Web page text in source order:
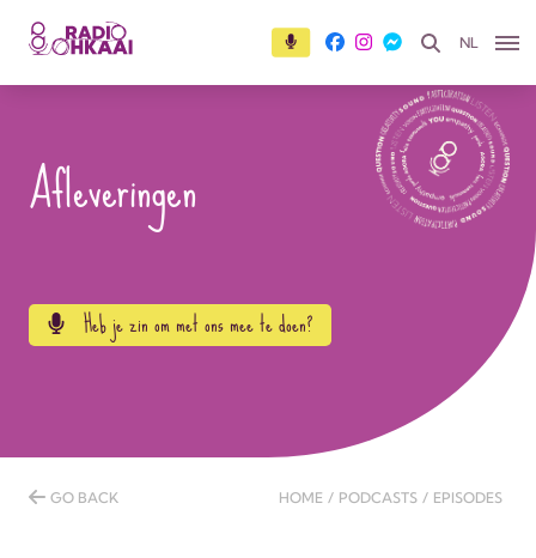
NL
Afleveringen
Heb je zin om met ons mee te doen?
GO BACK HOME / PODCASTS / EPISODES